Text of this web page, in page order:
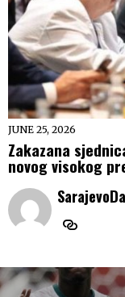
JUNE 25, 2026
Zakazana
novog visokog